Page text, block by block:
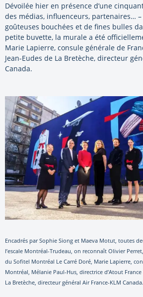
Dévoilée hier en présence d’une
des médias, influenceurs, partenaires…
goûteuses bouchées et de fines bulles
petite buvette, la murale a été
Marie Lapierre, consule générale de
Jean-Eudes de La Bretèche, directeur
Canada.
Encadrés par Sophie Siong et Maeva Motut, toutes
l’escale Montréal-Trudeau, on reconnaît Olivier
du Sofitel Montréal Le Carré Doré, Marie Lapierre,
Montréal, Mélanie Paul-Hus, directrice d’Atout France
La Bretèche, directeur général Air France-KLM Canada.